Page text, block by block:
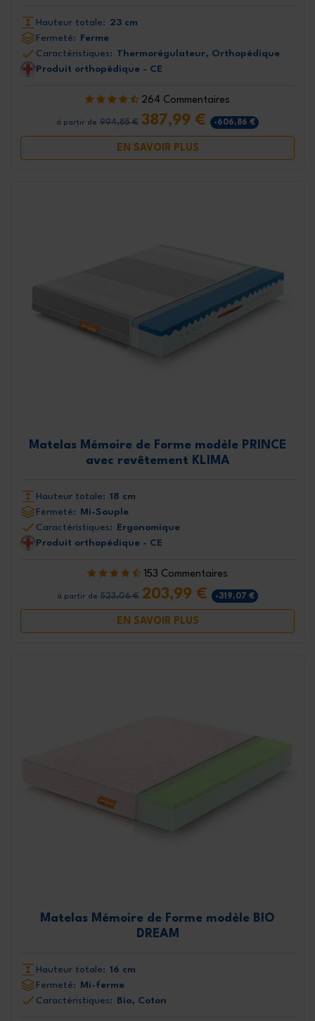
Hauteur totale: 23 cm
Fermeté:
Ferme
Caractéristiques: Thermorégulateur, Orthopédique
Produit orthopédique - CE
264 Commentaires
à partir de 994,85 € 387,99 € -606,86 €
EN SAVOIR PLUS
Matelas Mémoire de Forme modèle PRINCE
avec revêtement KLIMA
Hauteur totale: 18 cm
Fermeté: Mi-Souple
Caractéristiques: Ergonomique
Produit orthopédique - CE
153 Commentaires
à partir de 523,06 € 203,99 € -319,07 €
EN SAVOIR PLUS
Matelas Mémoire de Forme modèle BIO
DREAM
Hauteur totale: 16 cm
Fermeté:
Mi-ferme
Caractéristiques:
Bio, Coton